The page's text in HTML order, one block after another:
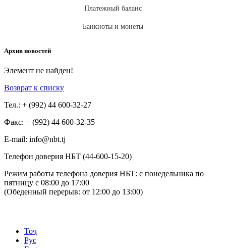
Платежный баланс
Банкноты и монеты
Архив новостей
Элемент не найден!
Возврат к списку
Тел.: + (992) 44 600-32-27
Факс: + (992) 44 600-32-35
Е-mail: info@nbt.tj
Телефон доверия НБТ (44-600-15-20)
Режим работы телефона доверия НБТ: с понедельника по
пятницу с 08:00 до 17:00
(Обеденный перерыв: от 12:00 до 13:00)
Тоҷ
Рус